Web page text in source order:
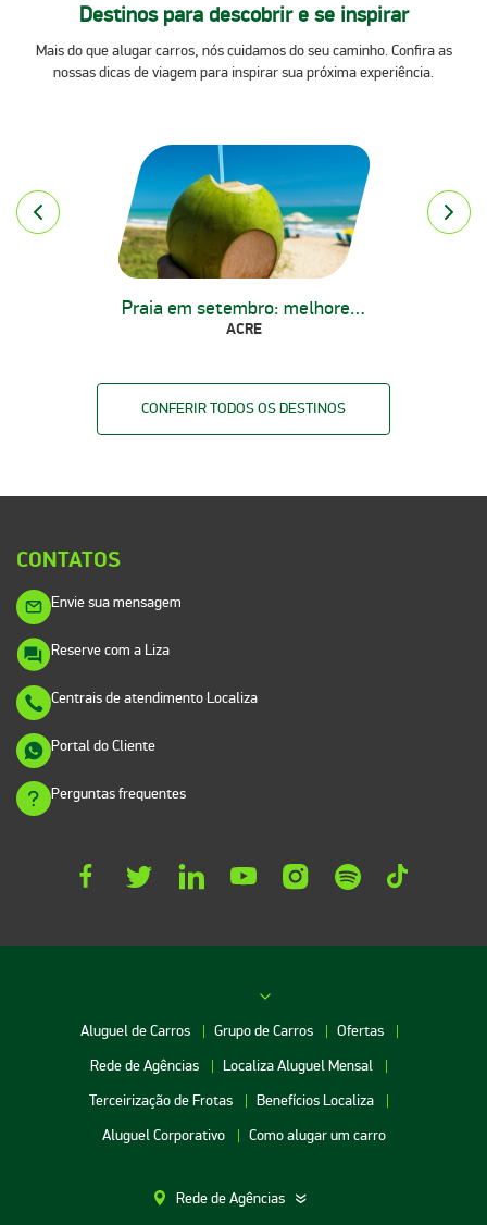
Destinos para descobrir e se inspirar
Mais do que alugar carros, nós cuidamos do seu caminho. Confira as
nossas dicas de viagem para inspirar sua próxima experiência.
Praia em setembro: melhores dicas
ACRE
CONFERIR TODOS OS DESTINOS
CONTATOS
Envie sua mensagem
Reserve com a Liza
Centrais de atendimento Localiza
Portal do Cliente
Perguntas frequentes
Aluguel de Carros Grupo de Carros
Ofertas
Rede de Agências
Localiza Aluguel Mensal
Terceirização de Frotas
Benefícios Localiza
Aluguel Corporativo
Como alugar um carro
Rede de Agências